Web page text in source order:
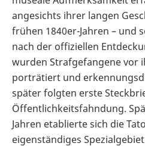
angesichts ihrer langen
frühen 1840er-Jahren – und
nach der offiziellen
wurden Strafgefangene vor
porträtiert und
später folgten erste
Öffentlichkeitsfahndung.
Jahren etablierte sich die
eigenständiges